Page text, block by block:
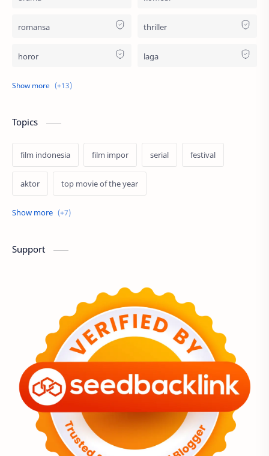
romansa thriller
horor laga
religi
fiksi ilmiah biopik
misteri sejarah
Topics
film indonesia film impor serial festival
aktor top movie of the year
bollywood
Support